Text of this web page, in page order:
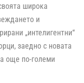
широка
и
„интелигентни“
заедно с новата
още по-големи